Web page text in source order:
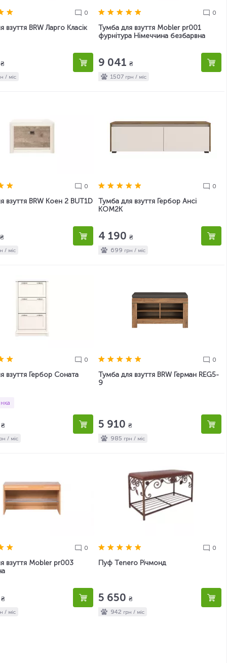
0
взуття BRW Ларго Класік
₴
/ міс
0
Тумба для взуття Mobler pr001
фурнітура Німеччина безбарвна
9 041 ₴
1507 грн / міс
0
взуття BRW Коен 2 BUT1D
₴
/ міс
0
Тумба для взуття Гербор Ансі
KOM2K
4 190 ₴
699 грн / міс
0
взуття Гербор Соната
₴
/ міс
0
Тумба для взуття BRW Герман REG5-
9
5 910 ₴
985 грн / міс
0
взуття Mobler pr003
₴
/ міс
0
Пуф Tenero Річмонд
5 650 ₴
942 грн / міс